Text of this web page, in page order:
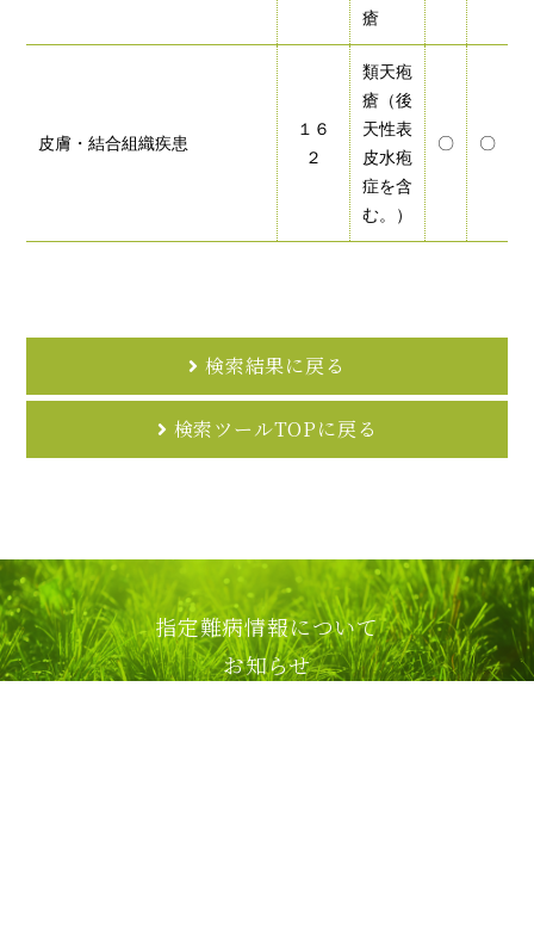
瘡
皮膚・結合組織疾患
１６
２
類天疱
瘡（後
天性表
皮水疱
症を含
む。）
〇 〇
検索結果に戻る
検索ツールTOPに戻る
指定難病情報について
お知らせ